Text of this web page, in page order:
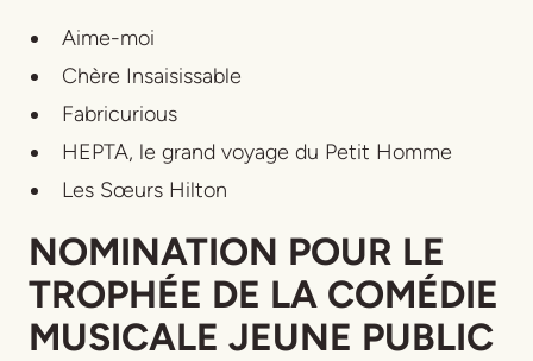
Aime-moi
Chère Insaisissable
Fabricurious
HEPTA, le grand voyage du Petit Homme
Les Sœurs Hilton
NOMINATION POUR LE
TROPHÉE DE LA COMÉDIE
MUSICALE JEUNE PUBLIC